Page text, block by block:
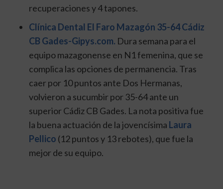
recuperaciones y 4 tapones.
Clínica Dental El Faro Mazagón 35-64 Cádiz
CB Gades-Gipys.com. Dura semana para el
equipo mazagonense en N1 femenina, que se
complica las opciones de permanencia. Tras
caer por 10 puntos ante Dos Hermanas,
volvieron a sucumbir por 35-64 ante un
superior Cádiz CB Gades. La nota positiva fue
la buena actuación de la jovencísima Laura
Pellico (12 puntos y 13 rebotes), que fue la
mejor de su equipo.